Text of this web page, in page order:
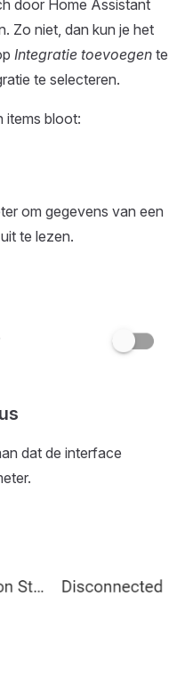
door Home Assistant
Zo niet, dan kun je het
Integratie toevoegen te
te selecteren.
items bloot:
om gegevens van een
te lezen.
dat de interface